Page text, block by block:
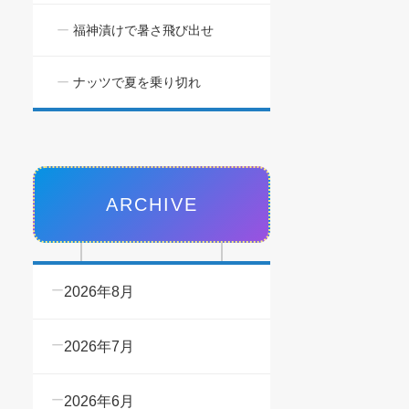
福神漬けで暑さ飛び出せ
ナッツで夏を乗り切れ
ARCHIVE
2026年8月
2026年7月
2026年6月